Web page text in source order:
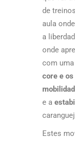
de
aula
a
onde
com
core e
e a
Estes